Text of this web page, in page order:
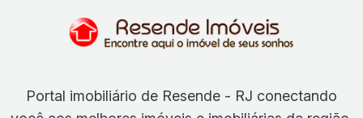
Portal imobiliário de Resende - RJ conectando